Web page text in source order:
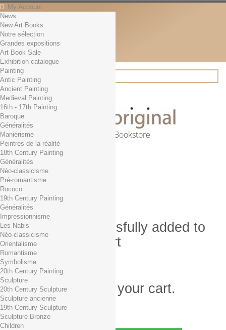
My Account
Contact
English
English
Français
News
Search
Online Art Bookstore
Cart (empty)
No products
Free shipping!
0,00 € Total
Check out
Product successfully added to
your shopping cart
Quantity
Total
There is 1 item in your cart.
Total products (tax incl.)
Total shipping TTC
Total (tax incl.)
News
New Art Books
Notre sélection
Grandes expositions
Art Book Sale
Exhibition catalogue
Painting
Antic Painting
Ancient Painting
Medieval Painting
16th - 17th Painting
Baroque
Généralités
Maniérisme
Peintres de la réalité
18th Century Painting
Généralités
Néo-classicisme
Pré-romantisme
Rococo
19th Century Painting
Généralités
Impressionnisme
Les Nabis
Néo-classicisme
Orientalisme
Romantisme
Symbolisme
20th Century Painting
Sculpture
20th Century Sculpture
Sculpture ancienne
19th Century Sculpture
Sculpture Bronze
Children